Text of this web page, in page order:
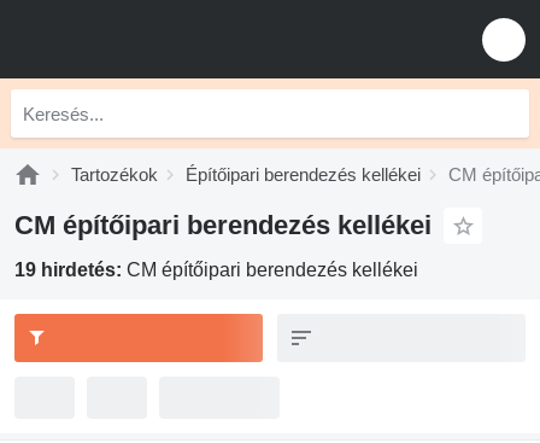
Tartozékok Építőipari berendezés kellékei CM
CM építőipari berendezés kellékei
19 hirdetés: CM építőipari berendezés kellékei